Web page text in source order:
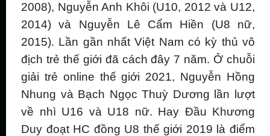
2008), Nguyễn Anh Khôi (U10, 2012 và U12,
2014) và Nguyễn Lê Cẩm Hiền (U8 nữ,
2015). Lần gần nhất Việt Nam có kỳ thủ vô
địch trẻ thế giới đã cách đây 7 năm. Ở chuỗi
giải trẻ online thế giới 2021, Nguyễn Hồng
Nhung và Bạch Ngọc Thuỳ Dương lần lượt
về nhì U16 và U18 nữ. Hay Đầu Khương
Duy đoạt HC đồng U8 thế giới 2019 là điểm